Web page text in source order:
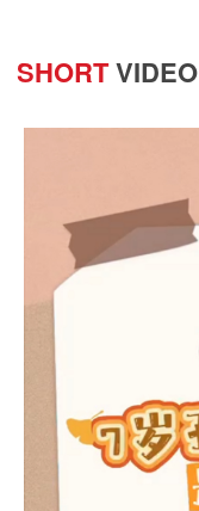
SHORTVIDEO